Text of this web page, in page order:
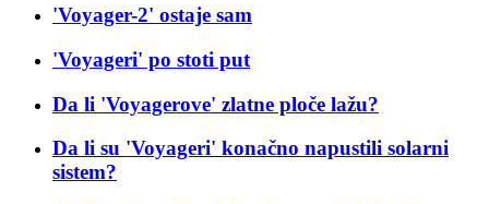
'Voyager-2' ostaje sam
'Voyageri' po stoti put
Da li 'Voyagerove' zlatne ploče lažu?
Da li su 'Voyageri' konačno napustili solarni
sistem?